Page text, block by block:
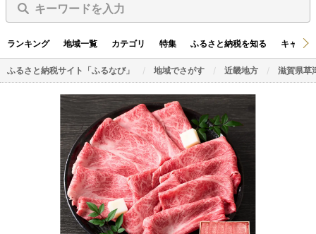
キーワードを入力
ランキング 地域一覧 カテゴリ 特集 ふるさと納税を知る キャン
ふるさと納税サイト「ふるなび」 地域でさがす 近畿地方 滋賀県草